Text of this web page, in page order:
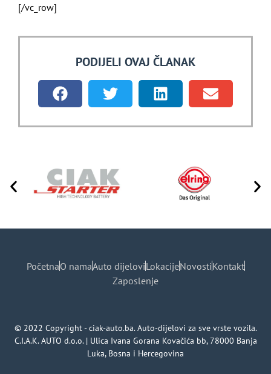
[/vc_row]
PODIJELI OVAJ ČLANAK
PočetnaO namaAuto dijeloviLokacijeNovostiKontakt
Zaposlenje
© 2022 Copyright - ciak-auto.ba. Auto-dijelovi za sve vrste vozila.
C.I.A.K. AUTO d.o.o. | Ulica Ivana Gorana Kovačića bb, 78000 Banja
Luka, Bosna i Hercegovina